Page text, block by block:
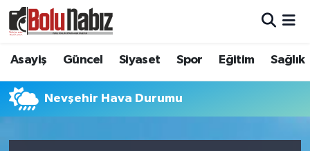
Asayiş Güncel Siyaset Spor Eğitim Sağlık
Nevşehir Hava Durumu